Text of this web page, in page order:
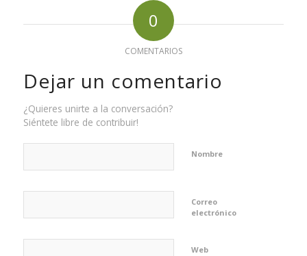
0
COMENTARIOS
Dejar un comentario
¿Quieres unirte a la conversación?
Siéntete libre de contribuir!
Nombre
Correo
electrónico
Web